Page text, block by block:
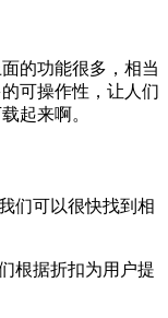
的功能很多，相当
可操作性，让人们
起来啊。
们可以很快找到相
根据折扣为用户提